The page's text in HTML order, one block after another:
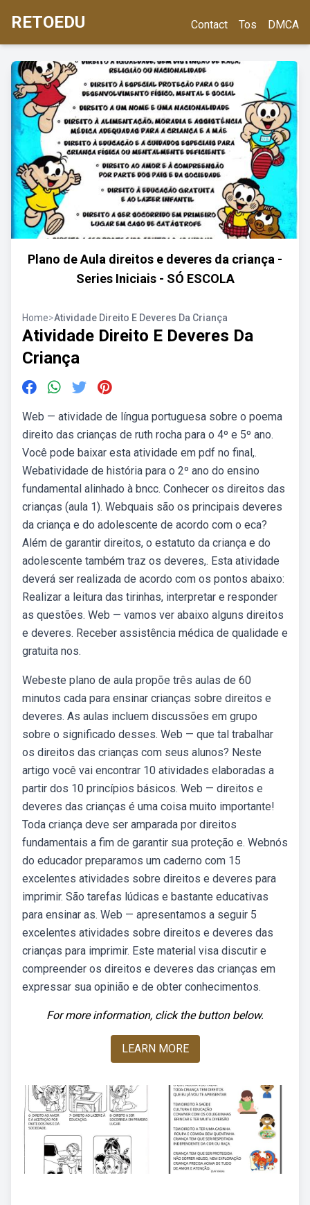
RETOEDU Contact Tos DMCA
Plano de Aula direitos e deveres da criança -
Series Iniciais - SÓ ESCOLA
Home>Atividade Direito E Deveres Da Criança
Atividade Direito E Deveres Da
Criança
Web — atividade de língua portuguesa sobre o poema
direito das crianças de ruth rocha para o 4º e 5º ano.
Você pode baixar esta atividade em pdf no final,.
Webatividade de história para o 2º ano do ensino
fundamental alinhado à bncc. Conhecer os direitos das
crianças (aula 1). Webquais são os principais deveres
da criança e do adolescente de acordo com o eca?
Além de garantir direitos, o estatuto da criança e do
adolescente também traz os deveres,. Esta atividade
deverá ser realizada de acordo com os pontos abaixo:
Realizar a leitura das tirinhas, interpretar e responder
as questões. Web — vamos ver abaixo alguns direitos
e deveres. Receber assistência médica de qualidade e
gratuita nos.
Webeste plano de aula propõe três aulas de 60
minutos cada para ensinar crianças sobre direitos e
deveres. As aulas incluem discussões em grupo
sobre o significado desses. Web — que tal trabalhar
os direitos das crianças com seus alunos? Neste
artigo você vai encontrar 10 atividades elaboradas a
partir dos 10 princípios básicos. Web — direitos e
deveres das crianças é uma coisa muito importante!
Toda criança deve ser amparada por direitos
fundamentais a fim de garantir sua proteção e. Webnós
do educador preparamos um caderno com 15
excelentes atividades sobre direitos e deveres para
imprimir. São tarefas lúdicas e bastante educativas
para ensinar as. Web — apresentamos a seguir 5
excelentes atividades sobre direitos e deveres das
crianças para imprimir. Este material visa discutir e
compreender os direitos e deveres das crianças em
expressar sua opinião e de obter conhecimentos.
For more information, click the button below.
LEARN MORE